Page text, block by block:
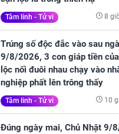
Tâm linh - Tử vi 8
Trúng số độc đắc vào sau
9/8/2026, 3 con giáp tiền
lộc nối đuôi nhau chạy vào
nghiệp phất lên trông thấy
Tâm linh - Tử vi 10
Đúng ngày mai, Chủ Nhật 9/